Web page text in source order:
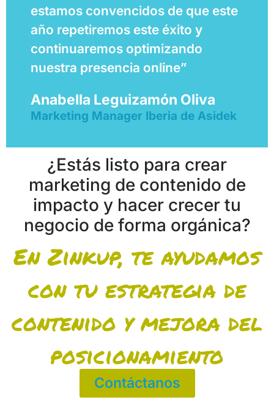
estamos convencidos de que este
año repetiremos este éxito y
continuaremos optimizando
nuestra presencia online”
Anabella Leguizamón Oliva
Marketing Manager Iberia de Asidek
¿Estás listo para crear
marketing de contenido de
impacto y hacer crecer tu
negocio de forma orgánica?
En Zinkup, te ayudamos
con tu estrategia de
contenido y mejora del
posicionamiento
Contáctanos